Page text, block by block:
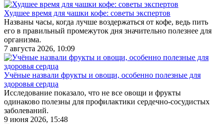
Худшее время для чашки кофе: советы экспертов
Названы часы, когда лучше воздержаться от кофе, ведь пить
его в правильный промежуток дня значительно полезнее для
организма.
7 августа 2026, 10:09
Учёные назвали фрукты и овощи, особенно полезные для
здоровья сердца
Исследование показало, что не все овощи и фрукты
одинаково полезны для профилактики сердечно-сосудистых
заболеваний.
9 июня 2026, 15:48